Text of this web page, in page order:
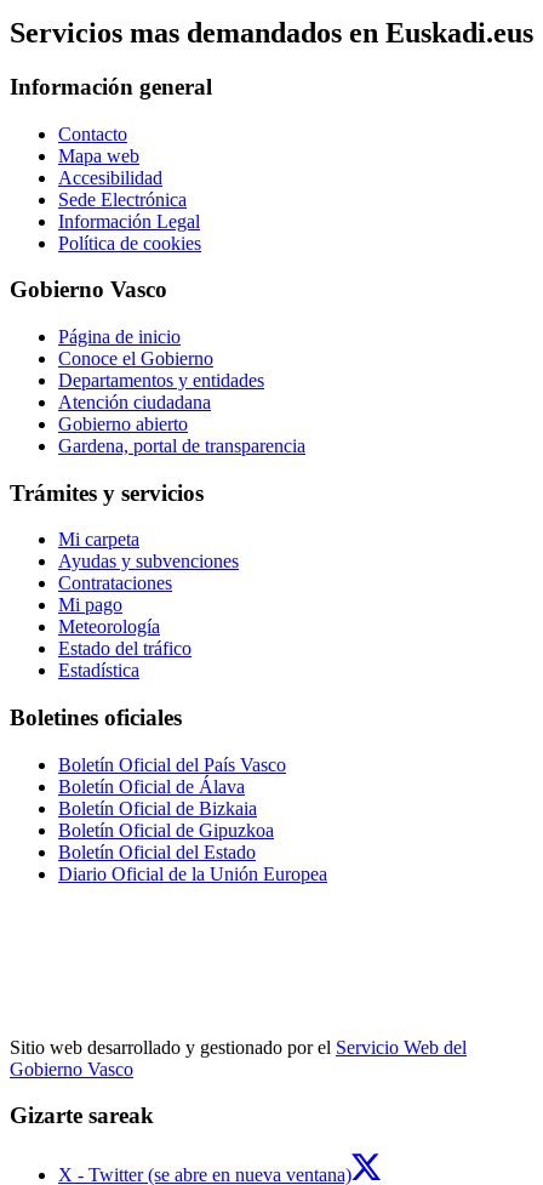
Servicios mas demandados en Euskadi.eus
Información general
Contacto
Mapa web
Accesibilidad
Sede Electrónica
Información Legal
Política de cookies
Gobierno Vasco
Página de inicio
Conoce el Gobierno
Departamentos y entidades
Atención ciudadana
Gobierno abierto
Gardena, portal de transparencia
Trámites y servicios
Mi carpeta
Ayudas y subvenciones
Contrataciones
Mi pago
Meteorología
Estado del tráfico
Estadística
Boletines oficiales
Boletín Oficial del País Vasco
Boletín Oficial de Álava
Boletín Oficial de Bizkaia
Boletín Oficial de Gipuzkoa
Boletín Oficial del Estado
Diario Oficial de la Unión Europea
Sitio web desarrollado y gestionado por el Servicio Web del
Gobierno Vasco
Gizarte sareak
X - Twitter (se abre en nueva ventana)